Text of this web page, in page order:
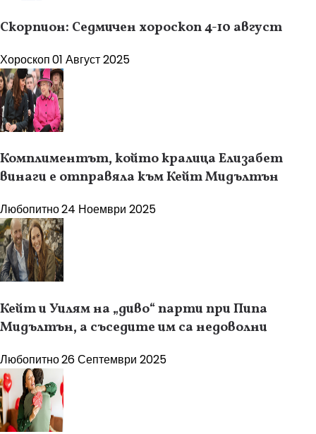
Скорпион: Седмичен хороскоп 4-10 август
Хороскоп01 Август 2025
Комплиментът, който кралица Елизабет
винаги е отправяла към Кейт Мидълтън
Любопитно24 Ноември 2025
Кейт и Уилям на „диво“ парти при Пипа
Мидълтън, а съседите им са недоволни
Любопитно26 Септември 2025